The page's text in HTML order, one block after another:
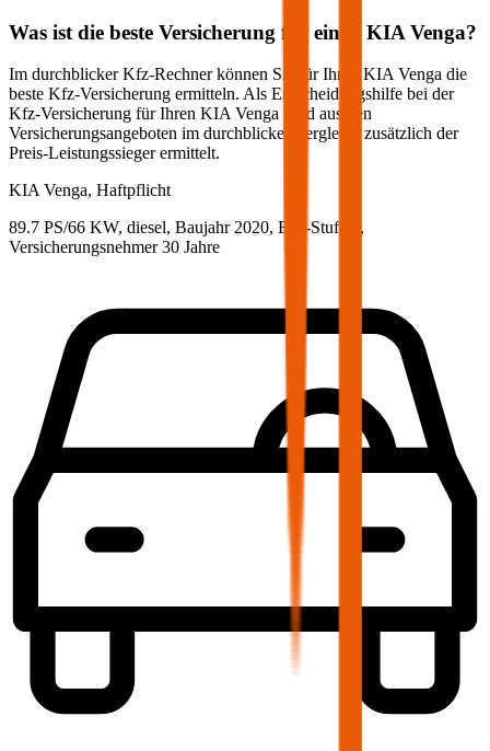
Was ist die beste Versicherung für einen KIA Venga?
Im durchblicker Kfz-Rechner können Sie für Ihren KIA Venga die
beste Kfz-Versicherung ermitteln. Als Entscheidungshilfe bei der
Kfz-Versicherung für Ihren KIA Venga wird aus den
Versicherungsangeboten im durchblicker Vergleich zusätzlich der
Preis-Leistungssieger ermittelt.
KIA Venga, Haftpflicht
89.7 PS/66 KW, diesel, Baujahr 2020, BM-Stufe
,
Versicherungsnehmer 30 Jahre